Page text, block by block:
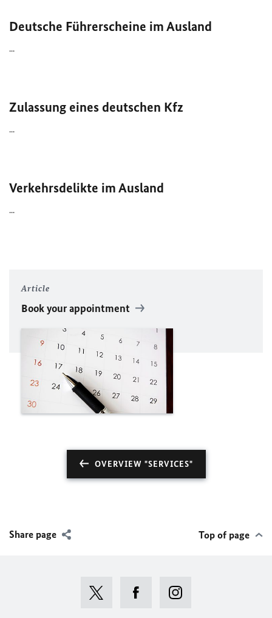
Deutsche Führerscheine im Ausland
...
Zulassung eines deutschen Kfz
...
Verkehrsdelikte im Ausland
...
Article
Book your appointment
OVERVIEW "SERVICES"
Share page Top of page